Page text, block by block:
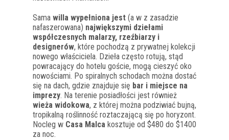
Sama willa wypełniona jest (a w z zasadzie
nafaszerowana) największymi dziełami
współczesnych malarzy, rzeźbiarzy i
designerów, które pochodzą z prywatnej kolekcji
nowego właściciela. Dzieła często rotują, stąd
powracający do hotelu goście, mogą cieszyć oko
nowościami. Po spiralnych schodach można dostać
się na dach, gdzie znajduje się bar i miejsce na
imprezy. Na terenie posiadłości jest również
wieża widokowa, z której można podziwiać bujną,
tropikalną roślinność roztaczającą się po horyzont.
Nocleg w Casa Malca kosztuje od $480 do $1400
za noc.